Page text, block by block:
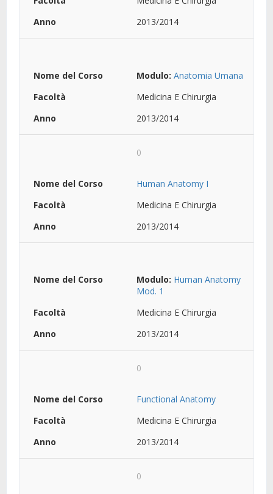
2013/2014
Modulo: Anatomia Umana
Medicina E Chirurgia
2013/2014
0
Human Anatomy I
Medicina E Chirurgia
2013/2014
Modulo: Human Anatomy
Mod. 1
Medicina E Chirurgia
2013/2014
0
Functional Anatomy
Medicina E Chirurgia
2013/2014
0